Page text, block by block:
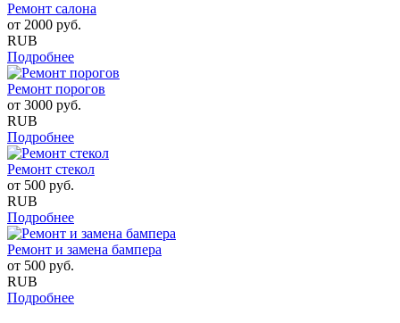
Ремонт салона
от 2000 руб.
RUB
Подробнее
Ремонт порогов
от 3000 руб.
RUB
Подробнее
Ремонт стекол
от 500 руб.
RUB
Подробнее
Ремонт и замена бампера
от 500 руб.
RUB
Подробнее